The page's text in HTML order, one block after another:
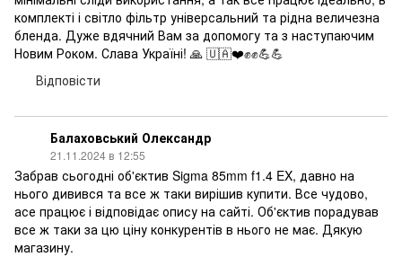
комплекті і світло фільтр універсальний та рідна величезна
бленда. Дуже вдячний Вам за допомогу та з наступаючим
Новим Роком. Слава Україні! 🙏 🇺🇦❤️✊✊💪💪
Відповісти
Балаховський Олександр
21.11.2024 в 12:55
Забрав сьогодні об'єктив Sigma 85mm f1.4 EX, давно на
нього дивився та все ж таки вирішив купити. Все чудово,
асе працює і відповідає опису на сайті. Об'єктив порадував
все ж таки за цю ціну конкурентів в нього не має. Дякую
магазину.